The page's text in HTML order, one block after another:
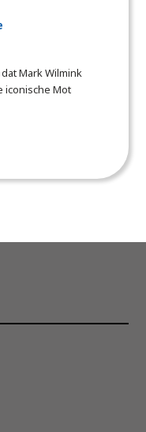
Mark Wilmink
iconische Mot